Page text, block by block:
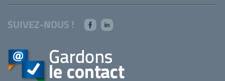
SUIVEZ-NOUS !